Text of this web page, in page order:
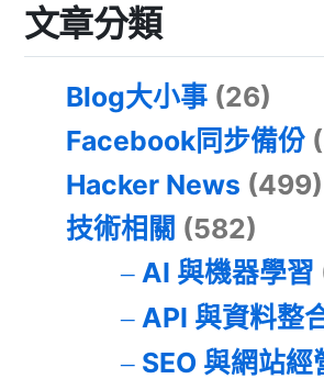
文章分類
Blog大小事 (26)
Facebook同步備份
Hacker News (499)
技術相關 (582)
AI 與機器學習
API 與資料整
SEO 與網站經